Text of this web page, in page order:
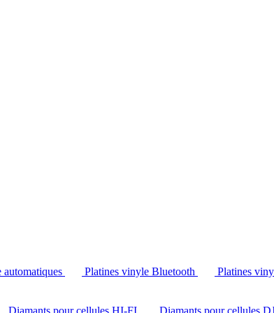
Platines vinyle Bluetooth
Platines
Diamants pour cellules HI-FI
Diamants pour cellules